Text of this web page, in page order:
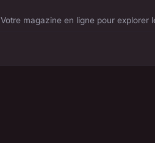
Votre magazine en ligne pour explorer